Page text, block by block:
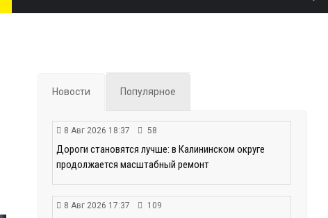
Новости Популярное
8 Авг 2026 18:37 58
Дороги становятся лучше: в Калининском округе
продолжается масштабный ремонт
8 Авг 2026 17:37 109